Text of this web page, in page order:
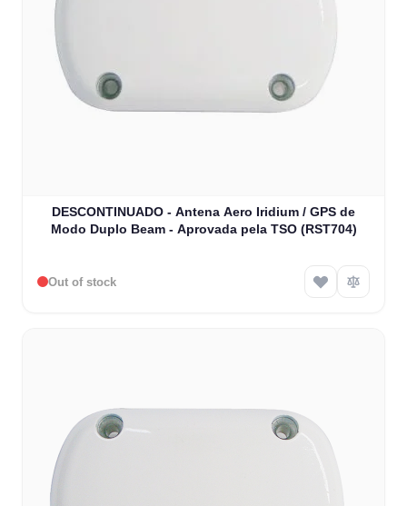
DESCONTINUADO - Antena Aero Iridium / GPS de
Modo Duplo Beam - Aprovada pela TSO (RST704)
Out of stock